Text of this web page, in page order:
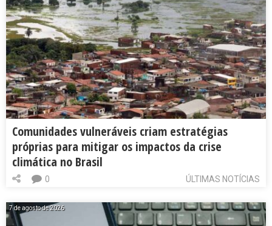
Comunidades vulneráveis criam estratégias
próprias para mitigar os impactos da crise
climática no Brasil
ÚLTIMAS NOTÍCIAS
0
7 de agosto de 2026